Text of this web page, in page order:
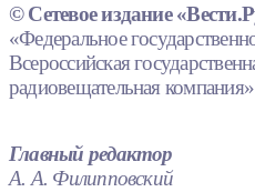
© Сетевое издание
«Федеральное
Всероссийская
радиовещательная
Главный редактор
А. А. Филипповский